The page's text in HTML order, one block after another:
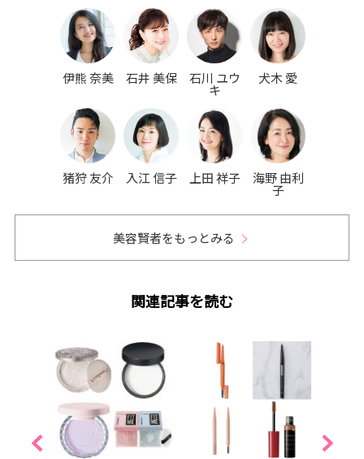
伊熊 奈美 石井 美保 石川 ユウ
キ
犬木 愛
猪狩 友介 入江 信子 上田 祥子 海野 由利
子
美容賢者をもっとみる
関連記事を読む